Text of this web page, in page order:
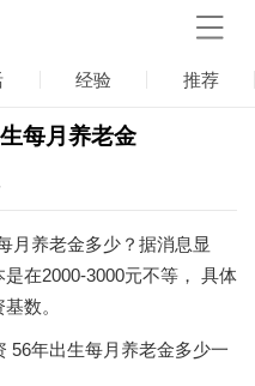
经验 推荐
每月养老金
养老金多少？据消息显
在2000-3000元不等， 具体
数。
年出生每月养老金多少一